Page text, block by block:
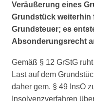
Veräußerung eines
Grundstück
Grundsteuer; es
Absonderungsrecht
Gemäß § 12 GrStG
Last auf dem
daher gem. § 49 InsO
Insolvenzverfahren